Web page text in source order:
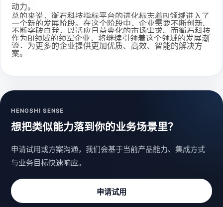
动力。
总的来说，衡石科技指标平台的进化标志着BI领域进入了
一个新的发展阶段。在这个阶段中，企业需要不断创新、
不断突破自我，以适应日益变化的市场需求。而衡石科技
作为BI领域的领军企业，将继续引领着这个领域的发展潮
流，为更多的企业提供更加优质、高效、智能的解决方
案。
HENGSHI SENSE
想把类似能力落到你的业务场景里？
申请试用或方案沟通，我们会基于当前产品能力、集成方式
与业务目标快速响应。
申请试用